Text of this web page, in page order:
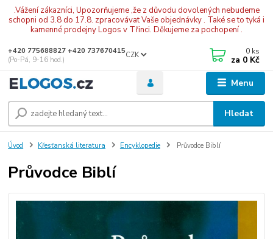
.Vážení zákazníci, Upozorňujeme ,že z důvodu dovolených nebudeme
schopni od 3.8 do 17.8. zpracovávat Vaše objednávky . Také se to tyká i
kamenné prodejny Logos v Třinci. Děkujeme za pochopení .
Menu
CZK
Hledat
+420 775688827 +420 737670415
(Po-Pá, 9-16 hod.)
0 ks
za 0 Kč
Úvod Křesťanská literatura Encyklopedie Průvodce Biblí
Průvodce Biblí